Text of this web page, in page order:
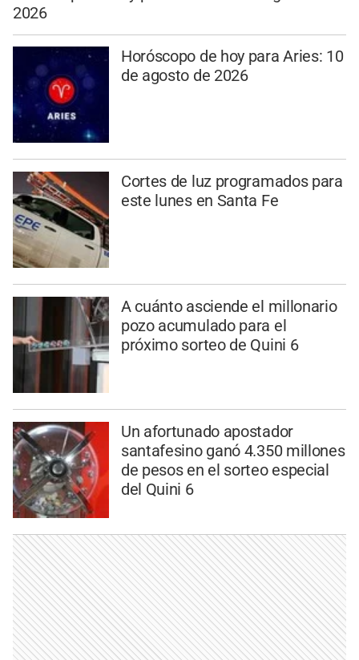
2026
Horóscopo de hoy para Aries: 10
de agosto de 2026
Cortes de luz programados para
este lunes en Santa Fe
A cuánto asciende el millonario
pozo acumulado para el
próximo sorteo de Quini 6
Un afortunado apostador
santafesino ganó 4.350 millones
de pesos en el sorteo especial
del Quini 6